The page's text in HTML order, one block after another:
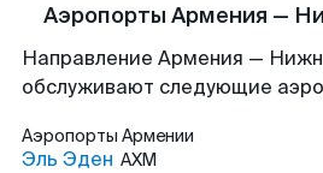
Аэропорты Армения —
Направление Армения —
обслуживают следующие
Аэропорты Армении
Эль Эден AXM